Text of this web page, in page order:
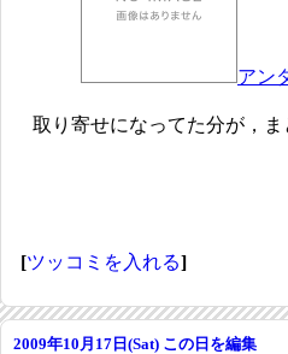
アン
取り寄せになってた分が，ま
[ツッコミを入れる]
2009年10月17日(Sat) この日を編集